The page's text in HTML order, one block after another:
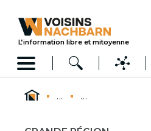
L’information libre et mitoyenne
... ...